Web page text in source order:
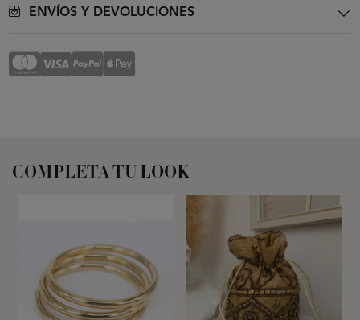
ENVÍOS Y DEVOLUCIONES
COMPLETA TU LOOK